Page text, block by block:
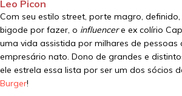
Leo Picon
Com seu estilo street, porte magro,
bigode por fazer, o influencere ex colírio
uma vida assistida por milhares de pessoas
empresário nato. Dono de grandes e
ele estrela essa lista por ser um dos sócios
Burger!